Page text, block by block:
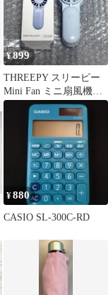
¥899
THREEPY スリーピー
Mini Fan ミニ扇風機
Blue
¥880
CASIO SL-300C-RD